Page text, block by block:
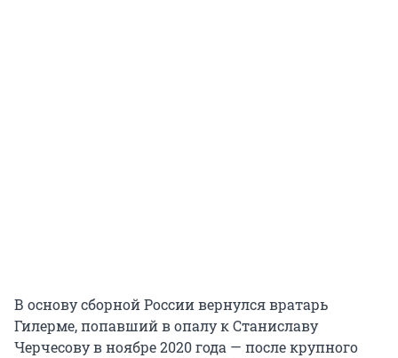
В основу сборной России вернулся вратарь
Гилерме, попавший в опалу к Станиславу
Черчесову в ноябре 2020 года — после крупного